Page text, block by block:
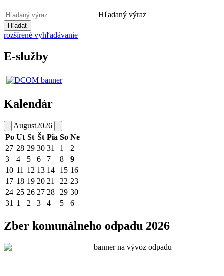
Hľadaný výraz
Hľadať
rozšírené vyhľadávanie
E-služby
Kalendár
August2026
Po Ut St Št Pia So Ne
27 28 29 30 31 1
2
3
4 5 6 7 8
9
10 11 12 13 14 15 16
17 18 19 20 21 22 23
24 25 26 27 28 29 30
31 1 2 3 4 5 6
Zber komunálneho odpadu 2026